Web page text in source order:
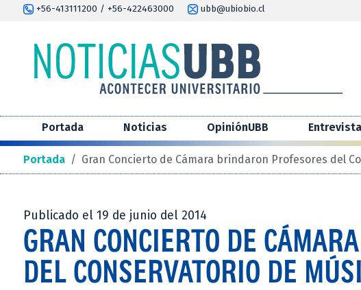
+56-413111200 / +56-422463000 ubb@ubiobio.cl
Portada Noticias OpiniónUBB
Portada / Gran Concierto de Cámara brindaron Profesores del
Publicado el 19 de junio del 2014
GRAN CONCIERTO DE
DEL CONSERVATORIO DE